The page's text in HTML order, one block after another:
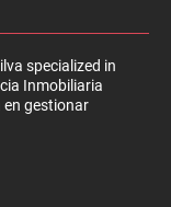
specialized in
Inmobiliaria
en gestionar